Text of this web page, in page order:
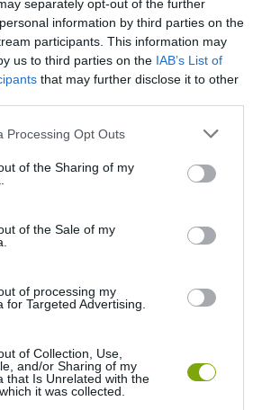
separately opt-out of the further
information by third parties on the
participants. This information may
us to third parties on the IAB’s List of
that may further disclose it to other
website/app uses one or more Google
or usage behaviour. You may click to
to Google and its third-party tags to
specified purposes in below Google
Processing Opt Outs
of the Sharing of my
of the Sale of my
of processing my
for Targeted Advertising.
of Collection, Use,
and/or Sharing of my
that Is Unrelated with the
it was collected.